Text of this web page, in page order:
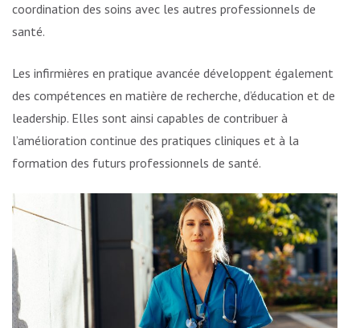
coordination des soins avec les autres professionnels de
santé.
Les infirmières en pratique avancée développent également
des compétences en matière de recherche, d’éducation et de
leadership. Elles sont ainsi capables de contribuer à
l’amélioration continue des pratiques cliniques et à la
formation des futurs professionnels de santé.